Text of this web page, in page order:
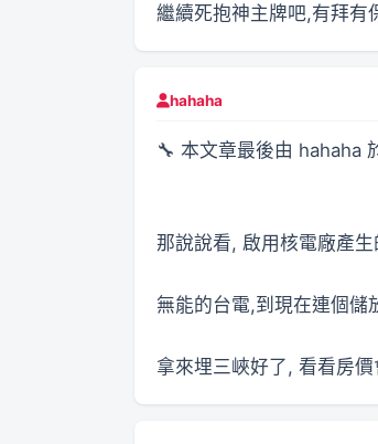
繼續死抱神主牌吧,有拜有
hahaha
🔧 本文章最後由 hahaha
那說說看, 啟用核電廠產
無能的台電,到現在連個儲
拿來埋三峽好了, 看看房價